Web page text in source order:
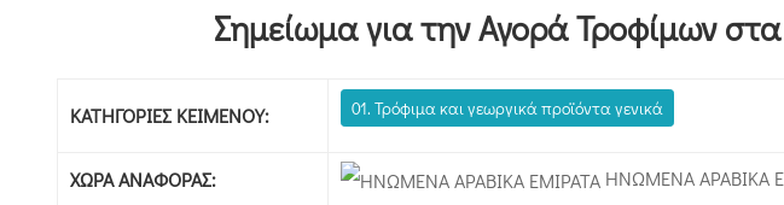
Σημείωμα για την Αγορά Τροφίμων
ΚΑΤΗΓΟΡΊΕΣ ΚΕΙΜΈΝΟΥ: 01. Τρόφιμα και γεωργικά προϊόντα γενικά
ΧΏΡΑ ΑΝΑΦΟΡΆΣ: ΗΝΩΜΕΝΑ ΑΡΑΒΙΚΑ